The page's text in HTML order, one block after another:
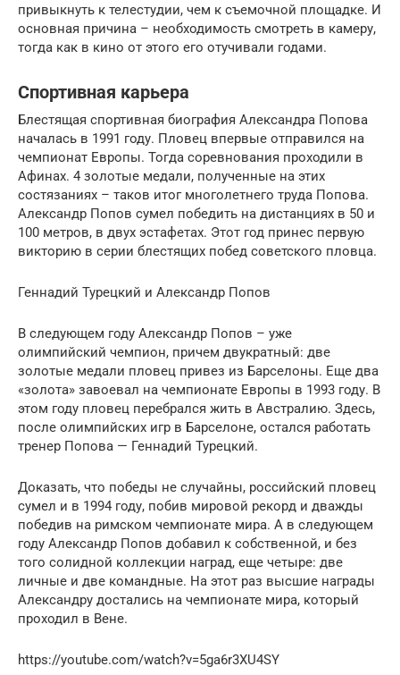
привыкнуть к телестудии, чем к съемочной площадке. И
основная причина – необходимость смотреть в камеру,
тогда как в кино от этого его отучивали годами.
Спортивная карьера
Блестящая спортивная биография Александра Попова
началась в 1991 году. Пловец впервые отправился на
чемпионат Европы. Тогда соревнования проходили в
Афинах. 4 золотые медали, полученные на этих
состязаниях – таков итог многолетнего труда Попова.
Александр Попов сумел победить на дистанциях в 50 и
100 метров, в двух эстафетах. Этот год принес первую
викторию в серии блестящих побед советского пловца.
Геннадий Турецкий и Александр Попов
В следующем году Александр Попов – уже
олимпийский чемпион, причем двукратный: две
золотые медали пловец привез из Барселоны. Еще два
«золота» завоевал на чемпионате Европы в 1993 году. В
этом году пловец перебрался жить в Австралию. Здесь,
после олимпийских игр в Барселоне, остался работать
тренер Попова — Геннадий Турецкий.
Доказать, что победы не случайны, российский пловец
сумел и в 1994 году, побив мировой рекорд и дважды
победив на римском чемпионате мира. А в следующем
году Александр Попов добавил к собственной, и без
того солидной коллекции наград, еще четыре: две
личные и две командные. На этот раз высшие награды
Александру достались на чемпионате мира, который
проходил в Вене.
https://youtube.com/watch?v=5ga6r3XU4SY